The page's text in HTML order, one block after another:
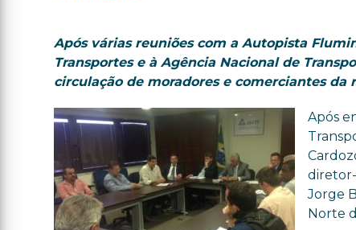
Após várias reuniões com a Autopista
Transportes e à Agência Nacional de
circulação de moradores e comerciantes
Após
Jorge
Norte